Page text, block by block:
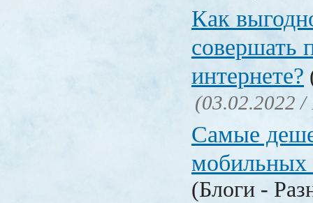
Как
совершать
интернете?
(03.02.2022 /
Самые
мобильных
(Блоги -